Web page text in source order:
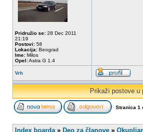
Pridružio se: 28 Dec 2011
21:19
Postovi: 58
Lokacija: Beograd
Ime: Milos
Opel:Astra G 1.4
Vrh
Prikaži postove u
Stranica 1
Index boarda» Deo za članove »